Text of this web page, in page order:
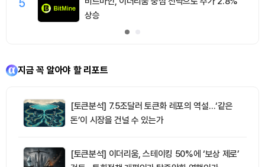
5
상승
지금 꼭 알아야 할 리포트
[토큰분석] 7.5조달러 토큰화 레포의 역설…‘같은
돈’이 시장을 건널 수 있는가
[토큰분석] 이더리움, 스테이킹 50%에 ‘보상 제로’